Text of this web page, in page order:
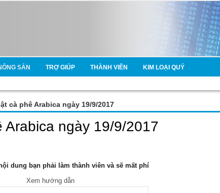
SẢN TRỢ GIÚP THÀNH VIÊN KIM LOẠI QUÝ
cà phê Arabica ngày 19/9/2017
Arabica ngày 19/9/2017
dung bạn phải làm thành viên và sẽ mất phí
Xem hướng dẫn